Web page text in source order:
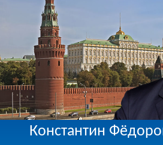
Константин